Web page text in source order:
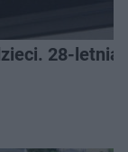
28-